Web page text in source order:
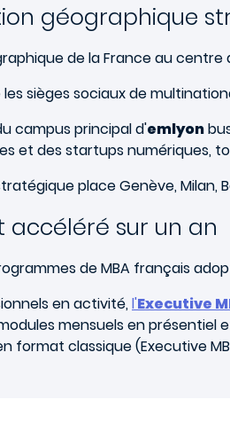
géographique
de la France au
sièges sociaux de
campus principal d'emlyon
et des startups numériques,
place Genève, Milan,
accéléré sur un an
de MBA français
en activité,l'Executive
mensuels en présentiel
format classique (Executive